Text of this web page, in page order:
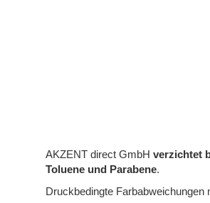
AKZENT direct GmbH verzichtet
Toluene und Parabene.
Druckbedingte Farbabweichungen